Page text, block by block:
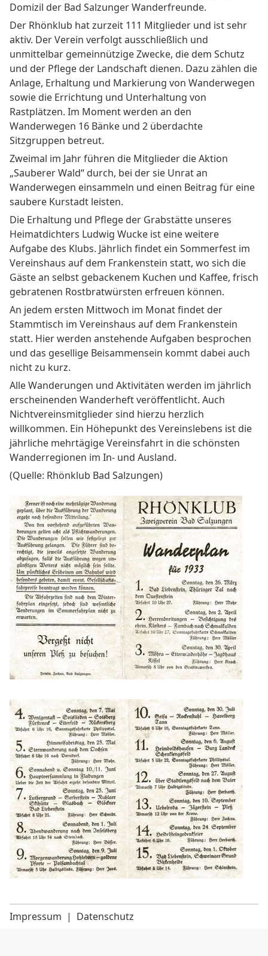
Domizil der Bad Salzunger Wanderfreunde.
Der Rhönklub hat zurzeit 111 Mitglieder und ist sehr
aktiv. Der Verein verfolgt ausschließlich und
unmittelbar gemeinnützige Zwecke, die dem Schutz
und der Pflege der Landschaft dienen. Dazu zählen die
Anlage, Erhaltung und Markierung von Wanderwegen
sowie die Errichtung und Unterhaltung von
Rastplätzen. Im Moment werden an den
Wanderwegen 16 Bänke und 2 überdachte
Sitzgruppen betreut.
Zweimal im Jahr führen die Mitglieder die Aktion
„Sauberer Wald“ durch, bei der sie Unrat an
Wanderwegen einsammeln und einen Beitrag für eine
saubere Kurstadt leisten.
Die Erhaltung und Pflege der Grabstätte unseres
Heimatdichters Ludwig Wucke ist eine weitere
Aufgabe des Klubs. Jährlich findet ein Sommerfest im
Vereinshaus auf dem Frankenstein statt, wo sich die
Gäste an selbst gebackenem Kuchen und Kaffee, frisch
gebratenen Rostbratwürsten erfreuen können.
An jedem ersten Mittwoch im Monat findet der
Stammtisch im Vereinshaus auf dem Frankenstein
statt. Hier werden anstehende Aufgaben besprochen
und das gesellige Beisammensein kommt dabei auch
nicht zu kurz.
Alle Wanderungen und Aktivitäten werden im jährlich
erscheinenden Wanderheft veröffentlicht. Auch
Nichtvereinsmitglieder sind hierzu herzlich
willkommen. Ein Höhepunkt des Vereinslebens ist die
jährliche mehrtägige Vereinsfahrt in die schönsten
Wanderregionen im In- und Ausland.
(Quelle: Rhönklub Bad Salzungen)
Impressum | Datenschutz